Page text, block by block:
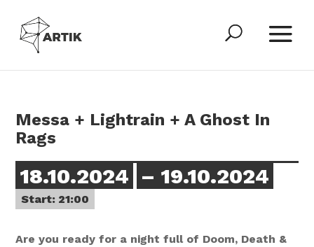
Messa + Lightrain + A Ghost In
Rags
18.10.2024 – 19.10.2024
Start: 21:00
Are you ready for a night full of Doom, Death &